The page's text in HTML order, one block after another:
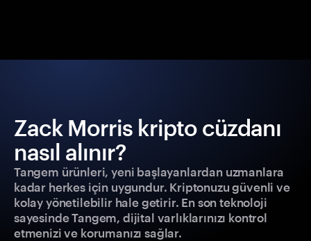
Zack Morris kripto cüzdanı
nasıl alınır?
Tangem ürünleri, yeni başlayanlardan uzmanlara
kadar herkes için uygundur. Kriptonuzu güvenli ve
kolay yönetilebilir hale getirir. En son teknoloji
sayesinde Tangem, dijital varlıklarınızı kontrol
etmenizi ve korumanızı sağlar.